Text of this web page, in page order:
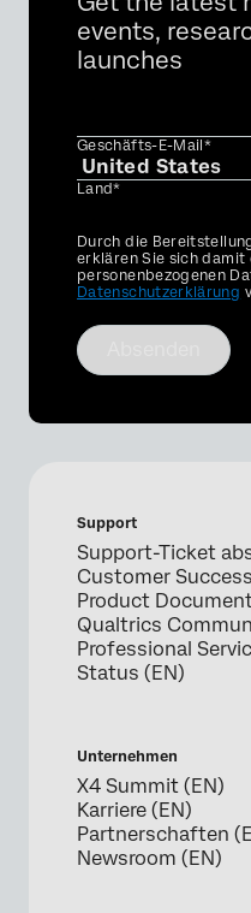
events,
launches
Geschäfts-E-Mail*
Land*
Privacy
Optin
Durch die
erklären Sie sich damit
personenbezogenen
Datenschutzerklärung
Support
Support-Ticket
Customer
Product
Qualtrics
Professional
Status (EN)
Unternehmen
X4 Summit (EN)
Karriere (EN)
Partnerschaften
Newsroom (EN)